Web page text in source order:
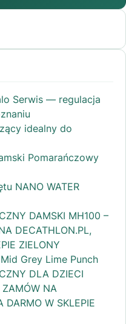
Serwis — regulacja
idealny do
Pomarańczowy
NANO WATER
DAMSKI MH100 –
DECATHLON.PL,
ZIELONY
Grey Lime Punch
DLA DZIECI
NA
DARMO W SKLEPIE